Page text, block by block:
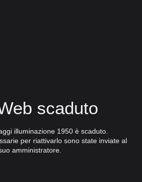
scaduto
illuminazione 1950 è scaduto.
per riattivarlo sono state inviate al
amministratore.